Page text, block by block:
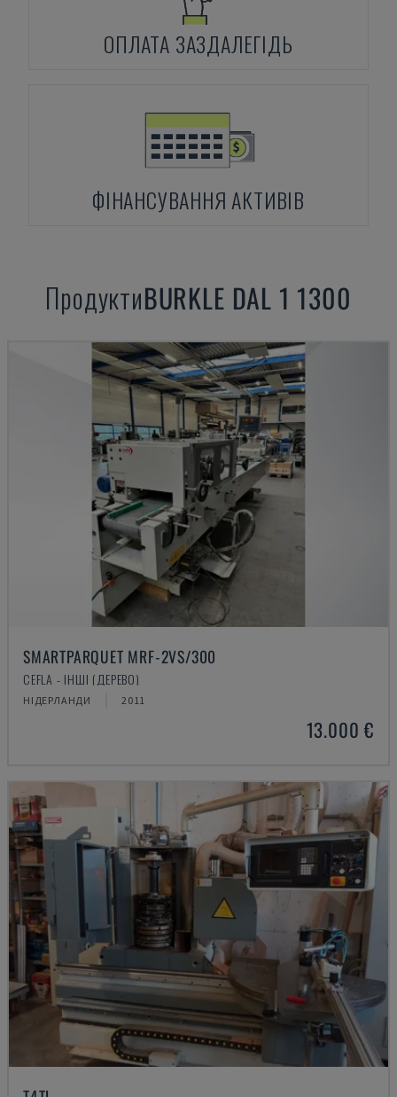
ОПЛАТА ЗАЗДАЛЕГІДЬ
ФІНАНСУВАННЯ АКТИВІВ
ПродуктиBURKLE DAL 1 1300
SMARTPARQUET MRF-2VS/300
CEFLA - ІНШІ (ДЕРЕВО)
НІДЕРЛАНДИ 2011
13.000 €